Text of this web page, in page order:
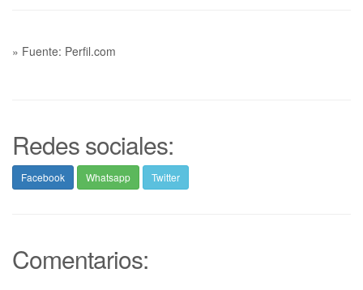
» Fuente: Perfil.com
Redes sociales:
Facebook Whatsapp Twitter
Comentarios: